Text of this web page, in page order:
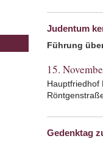
Judentum
Führung
15.
Hauptfriedhof
Gedenktag